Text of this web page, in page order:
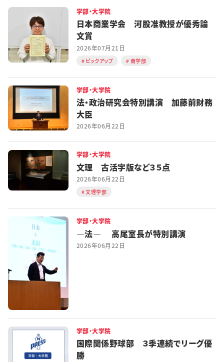
学部・大学院
日本商業学会 河股准教授が優秀論
文賞
2026年07月21日
ピックアップ 商学部
学部・大学院
法・政治研究会特別講演 加藤前財務
大臣
2026年06月22日
学部・大学院
文理 古活字版など３５点
2026年06月22日
文理学部
学部・大学院
―法― 高尾室長が特別講演
2026年06月22日
学部・大学院
国際関係野球部 ３季連続でリーグ優
勝